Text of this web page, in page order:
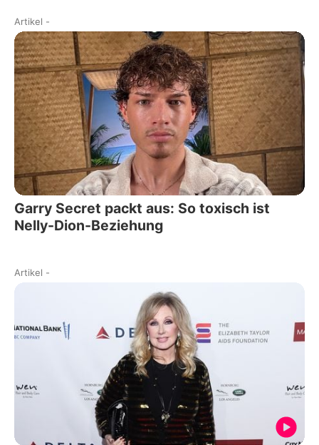
Artikel -
Garry Secret packt aus: So toxisch ist
Nelly-Dion-Beziehung
Artikel -